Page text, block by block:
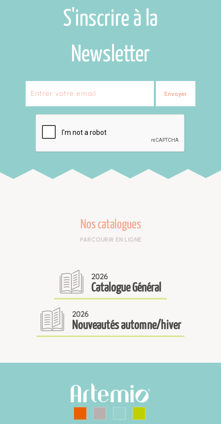
S'inscrire à la
Newsletter
Envoyer
Nos catalogues
PARCOURIR EN LIGNE
2026
Catalogue Général
2026
Nouveautés automne/hiver